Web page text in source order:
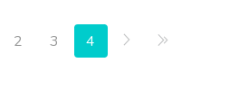
2 3 4 Siguiente